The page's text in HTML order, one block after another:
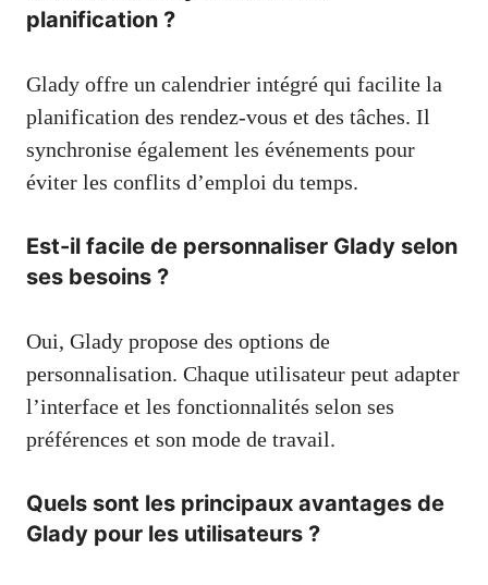
planification ?
Glady offre un calendrier intégré qui facilite la
planification des rendez-vous et des tâches. Il
synchronise également les événements pour
éviter les conflits d’emploi du temps.
Est-il facile de personnaliser Glady selon
ses besoins ?
Oui, Glady propose des options de
personnalisation. Chaque utilisateur peut adapter
l’interface et les fonctionnalités selon ses
préférences et son mode de travail.
Quels sont les principaux avantages de
Glady pour les utilisateurs ?